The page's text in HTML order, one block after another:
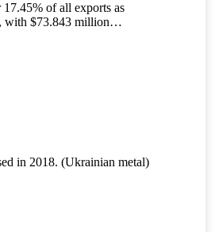
of all exports as
with $73.843 million…
in 2018. (Ukrainian metal)